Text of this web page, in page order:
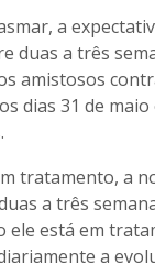
a
duas a três
amistosos
dias 31 de
tratamento, a
a três
ele está em
a